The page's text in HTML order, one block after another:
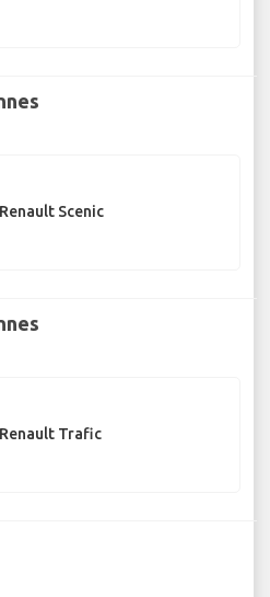
Renault Scenic
Renault Trafic